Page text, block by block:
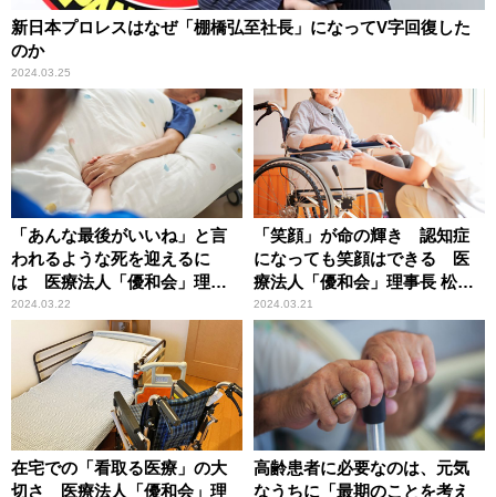
新日本プロレスはなぜ「棚橋弘至社長」になってV字回復した
のか
2024.03.25
「あんな最後がいいね」と言
われるような死を迎えるに
は 医療法人「優和会」理事
長・松永平太
2024.03.22
「笑顔」が命の輝き 認知症
になっても笑顔はできる 医
療法人「優和会」理事長 松永
平太
2024.03.21
在宅での「看取る医療」の大
切さ 医療法人「優和会」理
高齢患者に必要なのは、元気
なうちに「最期のことを考え